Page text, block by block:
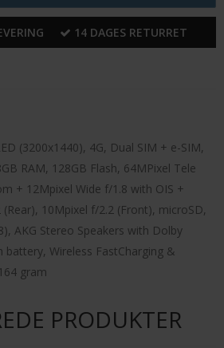
14 DAGES RETURRET
(3200x1440), 4G, Dual SIM + e-SIM,
RAM, 128GB Flash, 64MPixel Tele
+ 12Mpixel Wide f/1.8 with OIS +
10Mpixel f/2.2 (Front), microSD,
AKG Stereo Speakers with Dolby
Wireless FastCharging &
gram
PRODUKTER